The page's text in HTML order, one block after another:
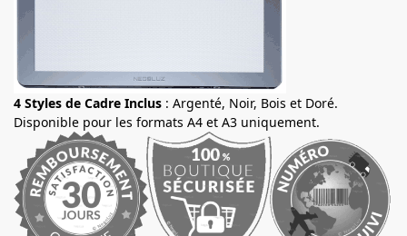
4 Styles de Cadre Inclus : Argenté, Noir, Bois et Doré.
Disponible pour les formats A4 et A3 uniquement.